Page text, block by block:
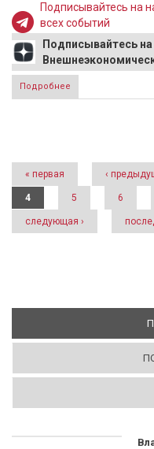
Подписывайтесь на
всех событий
Подписывайтесь на
Подробнее
Страницы
« первая ‹
4 5 6
следующая ›